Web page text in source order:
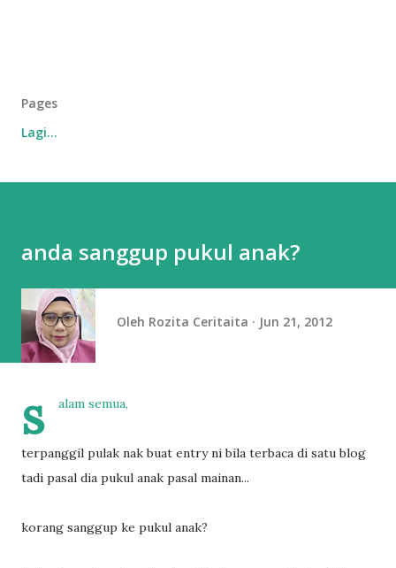
Pages
Lagi…
anda sanggup pukul anak?
Oleh Rozita Ceritaita Jun 21, 2012
s alam semua,
terpanggil pulak nak buat entry ni bila terbaca di satu blog
tadi pasal dia pukul anak pasal mainan...
korang sanggup ke pukul anak?